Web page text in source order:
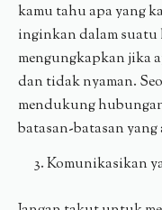
kamu tahu apa yang
inginkan dalam
mengungkapkan jika
dan tidak nyaman.
mendukung
batasan-batasan yang
Komunikasikan